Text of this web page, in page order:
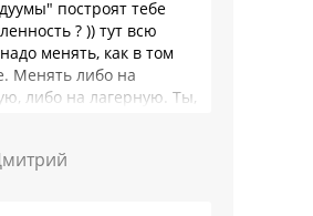
построят тебе
? )) тут всю
менять, как в том
Менять либо на
либо на лагерную. Ты,